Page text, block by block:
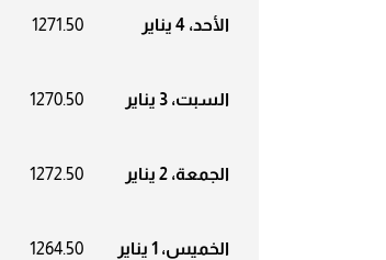
الأحد، 4 يناير 1271.50
السبت، 3 يناير 1270.50
الجمعة، 2 يناير 1272.50
الخميس، 1 يناير 1264.50